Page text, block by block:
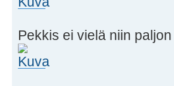
Pekkis ei vielä niin